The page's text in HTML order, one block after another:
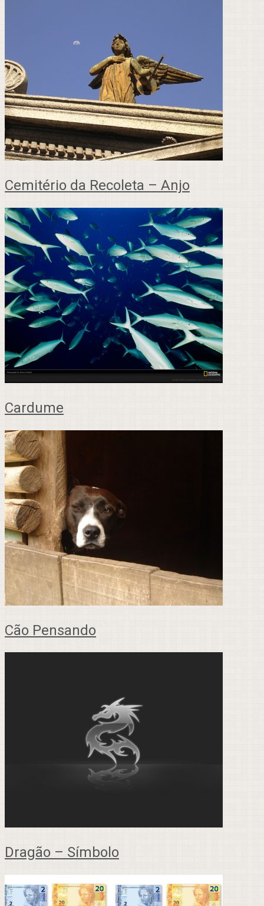
Cemitério da Recoleta – Anjo
Cardume
Cão Pensando
Dragão – Símbolo